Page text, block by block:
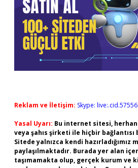
Reklam ve İletişim: Skype:
Yasal Uyarı: Bu internet sitesi,
veya şahıs şirketi ile hiçbir
Sitede yalnızca kendi hazırladığımız
paylaşılmaktadır. Burada yer alan
taşımamakta olup, gerçek kurum ve